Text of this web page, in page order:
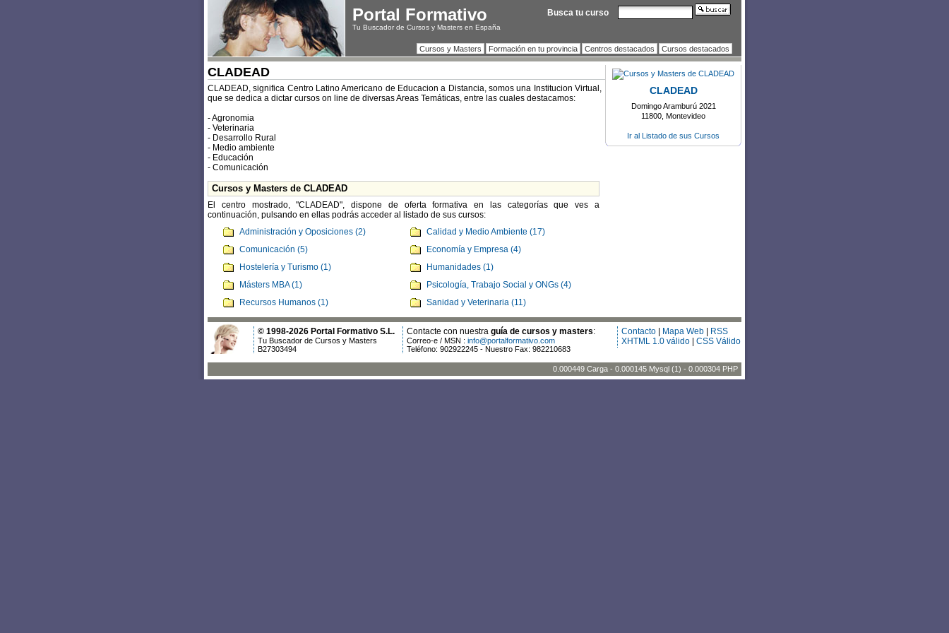
Portal Formativo
Tu Buscador de Cursos y Masters en España
Cursos y Masters Formación en tu provincia Centros destacados Cursos destacados
CLADEAD
Domingo Aramburú 2021
11800, Montevideo
Ir al Listado de sus Cursos
CLADEAD
CLADEAD, significa Centro Latino Americano de Educacion a Distancia, somos una Institucion Virtual,
que se dedica a dictar cursos on line de diversas Areas Temáticas, entre las cuales destacamos:
- Agronomia
- Veterinaria
- Desarrollo Rural
- Medio ambiente
- Educación
- Comunicación
Cursos y Masters de CLADEAD
El centro mostrado, "CLADEAD", dispone de oferta formativa en las categorías que ves a
continuación, pulsando en ellas podrás acceder al listado de sus cursos:
Administración y Oposiciones (2)
Calidad y Medio Ambiente (17)
Comunicación (5)
Economía y Empresa (4)
Hostelería y Turismo (1)
Humanidades (1)
Másters MBA (1)
Psicología, Trabajo Social y ONGs (4)
Recursos Humanos (1)
Sanidad y Veterinaria (11)
Busca tu curso
© 1998-2026 Portal Formativo S.L.
Tu Buscador de Cursos y Masters
B27303494
Contacte con nuestra guía de cursos y masters:
Correo-e / MSN : info@portalformativo.com
Teléfono: 902922245 - Nuestro Fax: 982210683
Contacto Mapa Web
RSS
XHTML 1.0 válido
CSS Válido
0.000449 Carga - 0.000145 Mysql (1) - 0.000304 PHP